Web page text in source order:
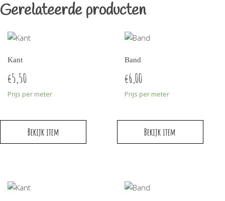
Gerelateerde producten
Kant
€5,50
Prijs per meter
Bekijk item
Band
€6,00
Prijs per meter
Bekijk item